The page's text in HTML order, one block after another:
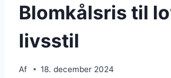
Blomkålsris til
livsstil
Af 18. december 2024